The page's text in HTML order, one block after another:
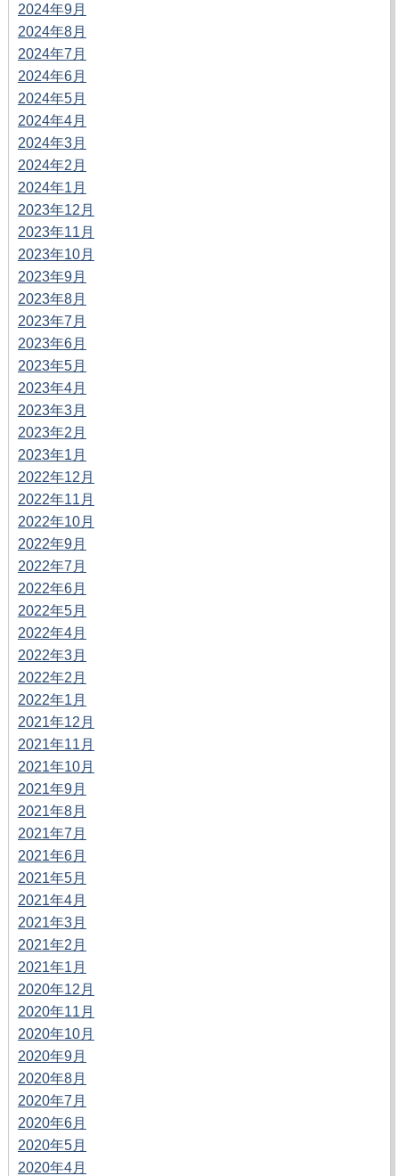
2024年9月
2024年8月
2024年7月
2024年6月
2024年5月
2024年4月
2024年3月
2024年2月
2024年1月
2023年12月
2023年11月
2023年10月
2023年9月
2023年8月
2023年7月
2023年6月
2023年5月
2023年4月
2023年3月
2023年2月
2023年1月
2022年12月
2022年11月
2022年10月
2022年9月
2022年7月
2022年6月
2022年5月
2022年4月
2022年3月
2022年2月
2022年1月
2021年12月
2021年11月
2021年10月
2021年9月
2021年8月
2021年7月
2021年6月
2021年5月
2021年4月
2021年3月
2021年2月
2021年1月
2020年12月
2020年11月
2020年10月
2020年9月
2020年8月
2020年7月
2020年6月
2020年5月
2020年4月